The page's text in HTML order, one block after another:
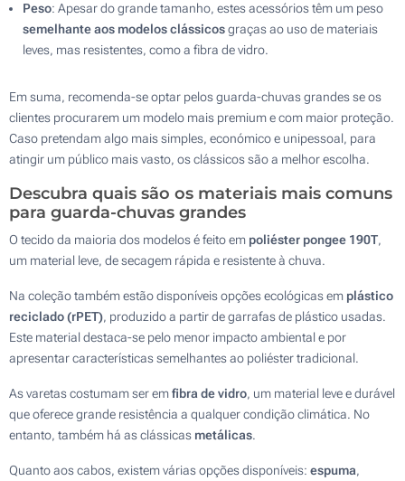
Peso: Apesar do grande tamanho, estes acessórios têm um peso
semelhante aos modelos clássicosgraças ao uso de materiais
leves, mas resistentes, como a fibra de vidro.
Em suma, recomenda-se optar pelos guarda-chuvas grandes se os
clientes procurarem um modelo mais premium e com maior proteção.
Caso pretendam algo mais simples, económico e unipessoal, para
atingir um público mais vasto, os clássicos são a melhor escolha.
Descubra quais são os materiais mais comuns
para guarda-chuvas grandes
O tecido da maioria dos modelos é feito em poliéster pongee 190T,
um material leve, de secagem rápida e resistente à chuva.
Na coleção também estão disponíveis opções ecológicas em plástico
reciclado (rPET), produzido a partir de garrafas de plástico usadas.
Este material destaca-se pelo menor impacto ambiental e por
apresentar características semelhantes ao poliéster tradicional.
As varetas costumam ser emfibra de vidro, um material leve e durável
que oferece grande resistência a qualquer condição climática. No
entanto, também há as clássicas metálicas.
Quanto aos cabos, existem várias opções disponíveis: espuma,